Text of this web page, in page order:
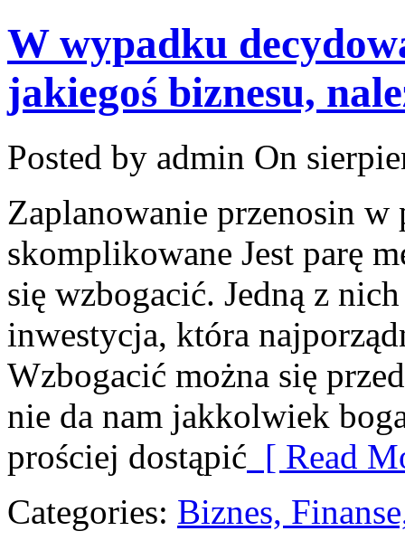
W wypadku
jakiegoś biznesu,
Posted by admin On
Zaplanowanie przenosin w
skomplikowane Jest parę
się wzbogacić. Jedną z
inwestycja, która
Wzbogacić można się
nie da nam jakkolwiek
prościej dostąpić [ Read
Categories: Biznes,